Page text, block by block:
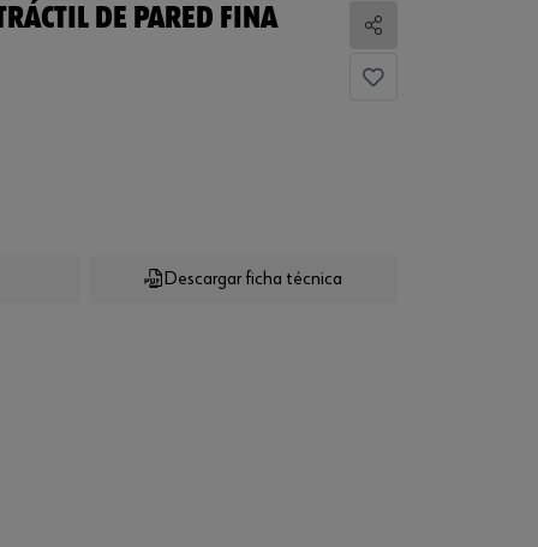
DE PARED FINA
Compartir
Descargar ficha técnica